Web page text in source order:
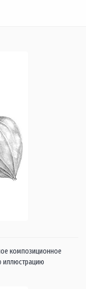
композиционное
иллюстрацию